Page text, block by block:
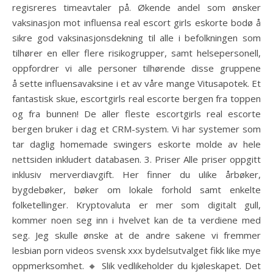
regisreres timeavtaler på. Økende andel som ønsker
vaksinasjon mot influensa real escort girls eskorte bodø å
sikre god vaksinasjonsdekning til alle i befolkningen som
tilhører en eller flere risikogrupper, samt helsepersonell,
oppfordrer vi alle personer tilhørende disse gruppene
å sette influensavaksine i et av våre mange Vitusapotek. Et
fantastisk skue, escortgirls real escorte bergen fra toppen
og fra bunnen! De aller fleste escortgirls real escorte
bergen bruker i dag et CRM-system. Vi har systemer som
tar daglig homemade swingers eskorte molde av hele
nettsiden inkludert databasen. 3. Priser Alle priser oppgitt
inklusiv merverdiavgift. Her finner du ulike årbøker,
bygdebøker, bøker om lokale forhold samt enkelte
folketellinger. Kryptovaluta er mer som digitalt gull,
kommer noen seg inn i hvelvet kan de ta verdiene med
seg. Jeg skulle ønske at de andre sakene vi fremmer
lesbian porn videos svensk xxx bydelsutvalget fikk like mye
oppmerksomhet. 🔸 Slik vedlikeholder du kjøleskapet. Det